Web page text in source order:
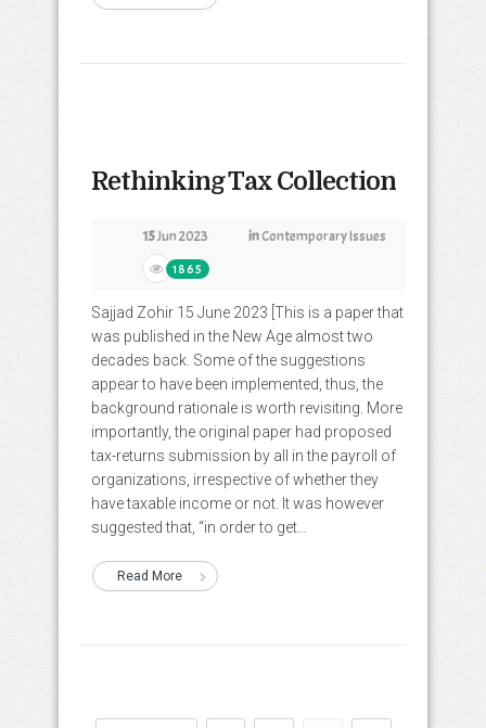
Rethinking Tax Collection
15Jun 2023 inContemporary Issues
1865
Sajjad Zohir 15 June 2023 [This is a paper that
was published in the New Age almost two
decades back. Some of the suggestions
appear to have been implemented, thus, the
background rationale is worth revisiting. More
importantly, the original paper had proposed
tax-returns submission by all in the payroll of
organizations, irrespective of whether they
have taxable income or not. It was however
suggested that, “in order to get...
Read More